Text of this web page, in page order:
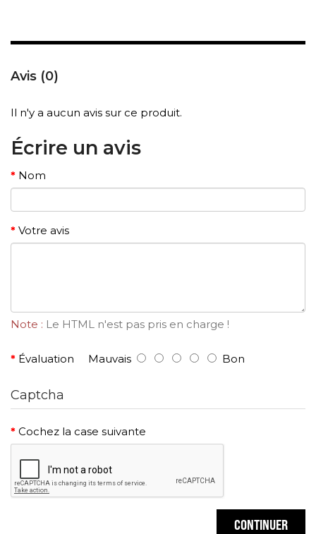
Avis (0)
Il n'y a aucun avis sur ce produit.
Écrire un avis
Nom
Votre avis
Note : Le HTML n'est pas pris en charge !
Évaluation Mauvais Bon
Captcha
Cochez la case suivante
CONTINUER